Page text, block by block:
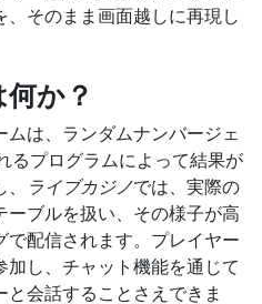
そのまま画面越しに再現し
か？
は、ランダムナンバージェ
るプログラムによって結果が
ライブカジノでは、実際の
ーブルを扱い、その様子が高
配信されます。プレイヤー
し、チャット機能を通じて
会話することさえできま